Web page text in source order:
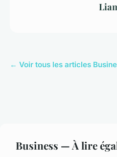
← Voir tous les articles
Business — À lire